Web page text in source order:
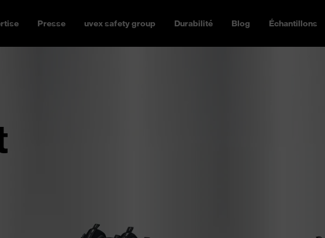
Presse uvex safety group Durabilité Blog Échantillons